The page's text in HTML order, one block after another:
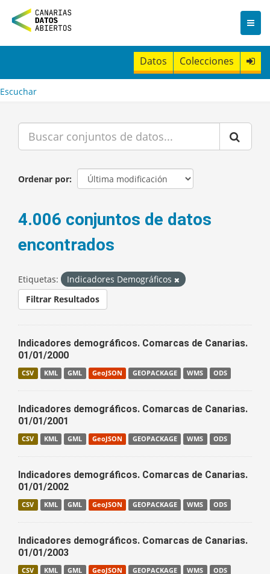
n
t
Datos Colecciones
Escuchar
Ordenar por
4.006 conjuntos de datos
encontrados
Etiquetas:
Indicadores Demográficos
Filtrar Resultados
Indicadores demográficos. Comarcas de Canarias.
01/01/2000
CSV KML GML GeoJSON GEOPACKAGE WMS ODS
Indicadores demográficos. Comarcas de Canarias.
01/01/2001
CSV KML GML GeoJSON GEOPACKAGE WMS ODS
Indicadores demográficos. Comarcas de Canarias.
01/01/2002
CSV KML GML GeoJSON GEOPACKAGE WMS ODS
Indicadores demográficos. Comarcas de Canarias.
01/01/2003
CSV KML GML GeoJSON GEOPACKAGE WMS ODS